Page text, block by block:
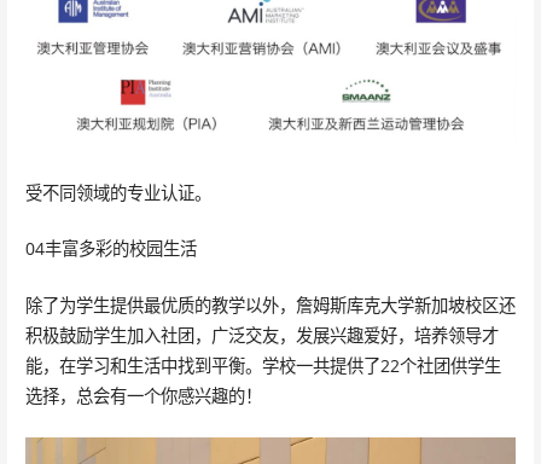
受不同领域的专业认证。
04丰富多彩的校园生活
除了为学生提供最优质的教学以外，詹姆斯库克大学新加坡校区还
积极鼓励学生加入社团，广泛交友，发展兴趣爱好，培养领导才
能，在学习和生活中找到平衡。学校一共提供了22个社团供学生
选择，总会有一个你感兴趣的！